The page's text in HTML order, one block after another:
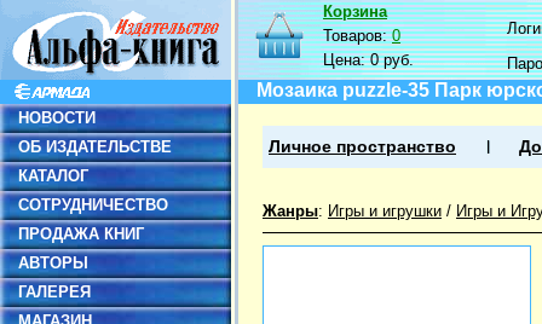
НОВОСТИ
ОБ ИЗДАТЕЛЬСТВЕ
КАТАЛОГ
СОТРУДНИЧЕСТВО
ПРОДАЖА КНИГ
АВТОРЫ
ГАЛЕРЕЯ
Корзина
Товаров:0
Цена:0 руб.
Мозаика puzzle-35 Парк
Личное пространство
Жанры: Игры и игрушки / Игры и